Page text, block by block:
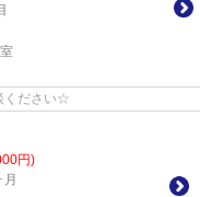
ください☆
円)
月